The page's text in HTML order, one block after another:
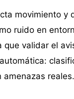
movimiento y
ruido en
validar el
amenazas reales.